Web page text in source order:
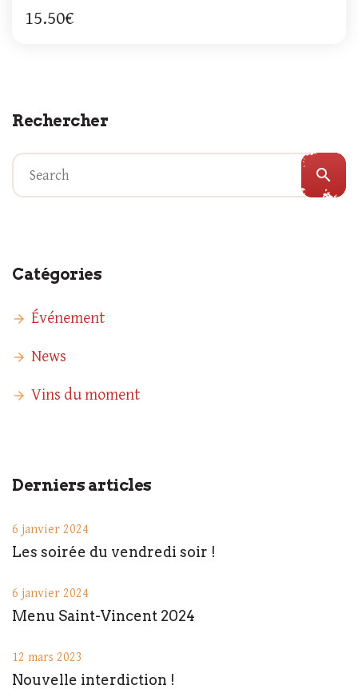
15.50€
Rechercher
search
Catégories
Événement
News
Vins du moment
Derniers articles
6 janvier 2024
Les soirée du vendredi soir !
6 janvier 2024
Menu Saint-Vincent 2024
12 mars 2023
Nouvelle interdiction !